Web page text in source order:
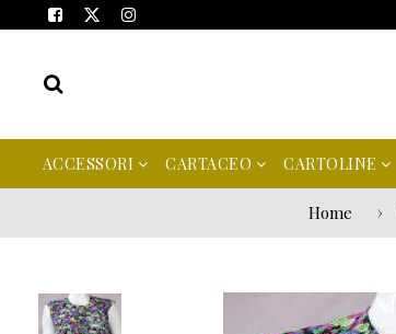
ACCESSORI CARTACEO CARTOLINE
Home